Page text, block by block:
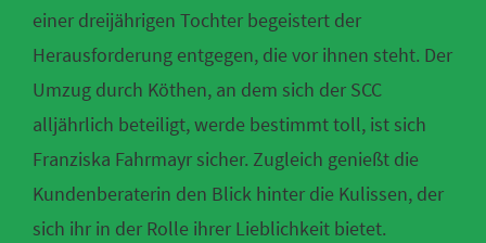
einer dreijährigen Tochter begeistert der
Herausforderung entgegen, die vor ihnen steht. Der
Umzug durch Köthen, an dem sich der SCC
alljährlich beteiligt, werde bestimmt toll, ist sich
Franziska Fahrmayr sicher. Zugleich genießt die
Kundenberaterin den Blick hinter die Kulissen, der
sich ihr in der Rolle ihrer Lieblichkeit bietet.